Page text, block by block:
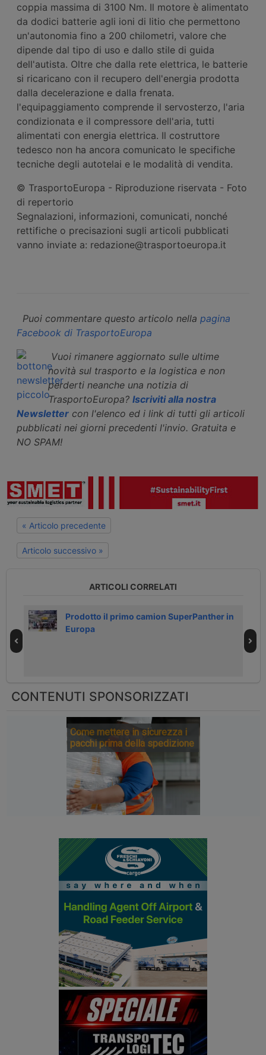
coppia massima di 3100 Nm. Il motore è alimentato
da dodici batterie agli ioni di litio che permettono
un'autonomia fino a 200 chilometri, valore che
dipende dal tipo di uso e dallo stile di guida
dell'autista. Oltre che dalla rete elettrica, le batterie
si ricaricano con il recupero dell'energia prodotta
dalla decelerazione e dalla frenata.
l'equipaggiamento comprende il servosterzo, l'aria
condizionata e il compressore dell'aria, tutti
alimentati con energia elettrica. Il costruttore
tedesco non ha ancora comunicato le specifiche
tecniche degli autotelai e le modalità di vendita.
© TrasportoEuropa - Riproduzione riservata - Foto
di repertorio
Segnalazioni, informazioni, comunicati, nonché
rettifiche o precisazioni sugli articoli pubblicati
vanno inviate a: redazione@trasportoeuropa.it
Puoi commentare questo articolo nella pagina
Facebook di TrasportoEuropa
Vuoi rimanere aggiornato sulle ultime
novità sul trasporto e la logistica e non
perderti neanche una notizia di
TrasportoEuropa? Iscriviti alla nostra
Newsletter con l'elenco ed i link di tutti gli articoli
pubblicati nei giorni precedenti l'invio. Gratuita e
NO SPAM!
« Articolo precedente
Articolo successivo »
ARTICOLI CORRELATI
Prodotto il primo camion SuperPanther in
Europa
CONTENUTI SPONSORIZZATI
Come mettere in sicurezza i
pacchi prima della spedizione